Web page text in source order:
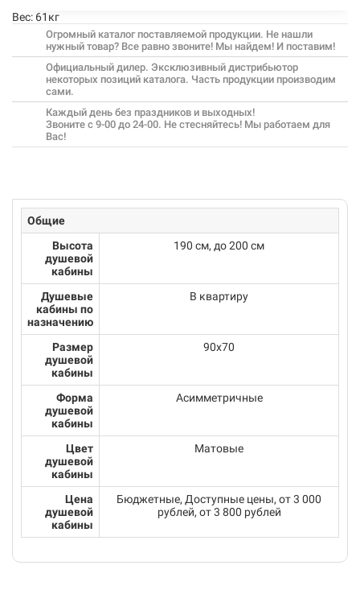
Вес: 61кг
Огромный каталог поставляемой продукции. Не нашли
нужный товар? Все равно звоните! Мы найдем! И поставим!
Официальный дилер. Эксклюзивный дистрибьютор
некоторых позиций каталога. Часть продукции производим
сами.
Каждый день без праздников и выходных!
Звоните с 9-00 до 24-00. Не стесняйтесь! Мы работаем для
Вас!
Общие
Высота
душевой
кабины
190 см, до 200 см
Душевые
кабины по
назначению
В квартиру
Размер
душевой
кабины
90х70
Форма
душевой
кабины
Асимметричные
Цвет
душевой
кабины
Матовые
Цена
душевой
кабины
Бюджетные, Доступные цены, от 3 000
рублей, от 3 800 рублей